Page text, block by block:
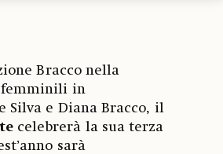
Bracco nella
femminili in
Silva e Diana Bracco, il
celebrerà la sua terza
sarà